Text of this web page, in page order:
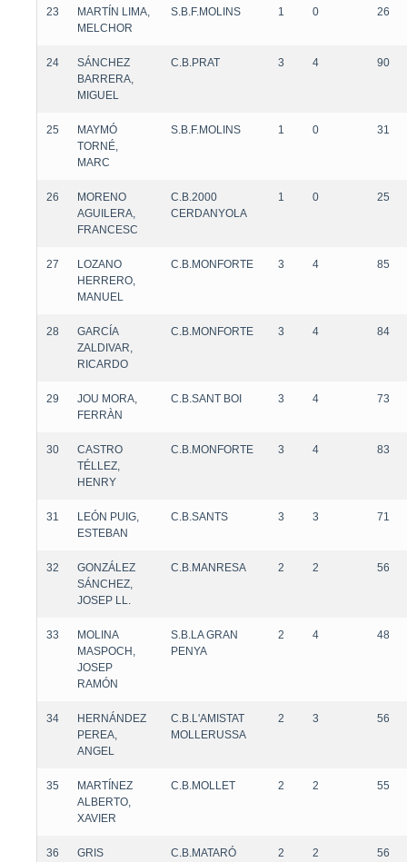
23
MARTÍN LIMA,
MELCHOR
S.B.F.MOLINS 1 0 26
24
SÁNCHEZ
BARRERA,
MIGUEL
C.B.PRAT 3 4 90
25
MAYMÓ
TORNÉ,
MARC
S.B.F.MOLINS 1 0 31
26
MORENO
AGUILERA,
FRANCESC
C.B.2000
CERDANYOLA
1 0 25
27
LOZANO
HERRERO,
MANUEL
C.B.MONFORTE 3 4 85
28
GARCÍA
ZALDIVAR,
RICARDO
C.B.MONFORTE 3 4 84
29
JOU MORA,
FERRÀN
C.B.SANT BOI 3 4 73
30
CASTRO
TÉLLEZ,
HENRY
C.B.MONFORTE 3 4 83
31
LEÓN PUIG,
ESTEBAN
C.B.SANTS 3 3 71
32
GONZÁLEZ
SÁNCHEZ,
JOSEP LL.
C.B.MANRESA 2 2 56
33
MOLINA
MASPOCH,
JOSEP
RAMÓN
S.B.LA GRAN
PENYA
2 4 48
34
HERNÁNDEZ
PEREA,
ANGEL
C.B.L'AMISTAT
MOLLERUSSA
2 3 56
35
MARTÍNEZ
ALBERTO,
XAVIER
C.B.MOLLET 2 2 55
36 GRIS C.B.MATARÓ 2 2 56